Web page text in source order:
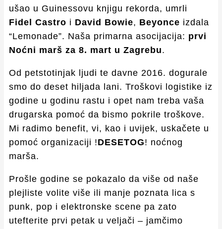
ušao u Guinessovu knjigu rekorda, umrli
Fidel Castro i David Bowie, Beyonce izdala
“Lemonade”. Naša primarna asocijacija: prvi
Noćni marš za 8. mart u Zagrebu.
Od petstotinjak ljudi te davne 2016. dogurale
smo do deset hiljada lani. Troškovi logistike iz
godine u godinu rastu i opet nam treba vaša
drugarska pomoć da bismo pokrile troškove.
Mi radimo benefit, vi, kao i uvijek, uskačete u
pomoć organizaciji !DESETOG! noćnog
marša.
Prošle godine se pokazalo da više od naše
plejliste volite više ili manje poznata lica s
punk, pop i elektronske scene pa zato
utefterite prvi petak u veljači – jamčimo